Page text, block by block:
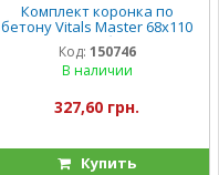
Комплект коронка по
бетону Vitals Master 68х110
мм 8 зубьев
Код: 150746
В наличии
327,60 грн.
Купить